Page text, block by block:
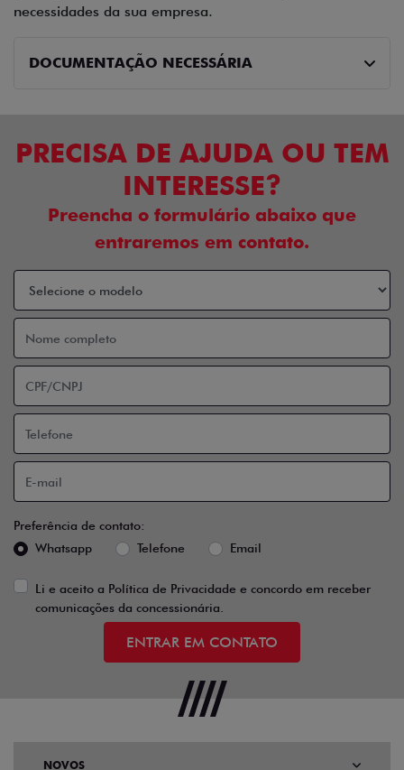
necessidades da sua empresa.
DOCUMENTAÇÃO NECESSÁRIA
PRECISA DE AJUDA OU TEM
INTERESSE?
Preencha o formulário abaixo que
entraremos em contato.
Preferência de contato:
Whatsapp
Telefone Email
Li e aceito a Política de Privacidade e concordo em receber
comunicações da concessionária.
ENTRAR EM CONTATO
NOVOS